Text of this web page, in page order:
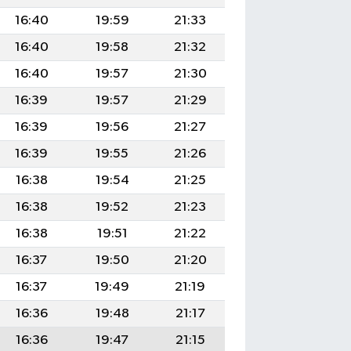
16:40
19:59
21:33
16:40
19:58
21:32
16:40
19:57
21:30
16:39
19:57
21:29
16:39
19:56
21:27
16:39
19:55
21:26
16:38
19:54
21:25
16:38
19:52
21:23
16:38
19:51
21:22
16:37
19:50
21:20
16:37
19:49
21:19
16:36
19:48
21:17
16:36
19:47 21:15